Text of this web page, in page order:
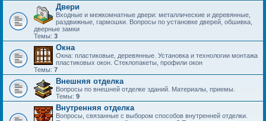
Двери
Входные и межкомнатные двери: металлические и деревянные,
раздвижные, гармошки. Вопросы по установке дверей, обшивка,
дверные замки
Темы: 3
Окна
Окна: пластиковые, деревянные. Установка и технологии монтажа
пластиковых окон. Стеклопакеты, профили окон
Темы: 7
Внешняя отделка
Вопросы по внешней отделке зданий. Материалы, приемы.
Темы: 9
Внутренняя отделка
Вопросы, связанные с выбором способов внутренней отделки.